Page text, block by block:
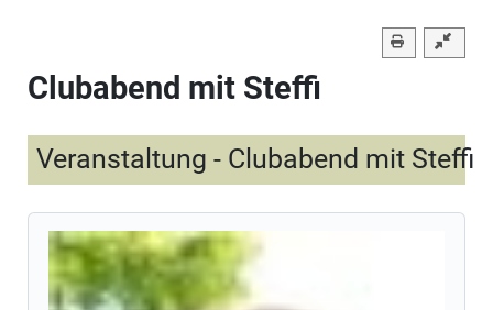
Clubabend mit Steffi
Veranstaltung - Clubabend mit Steffi